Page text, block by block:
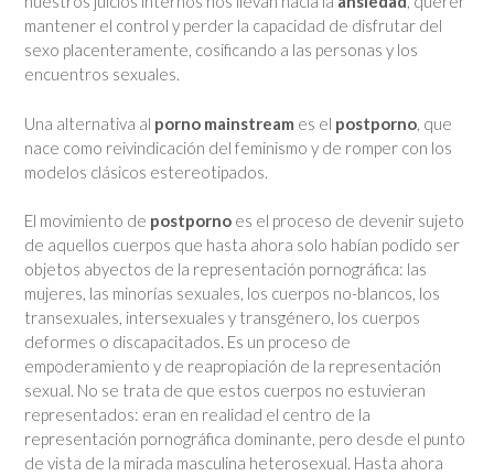
mantener el control y perder la capacidad de disfrutar del
sexo placenteramente, cosificando a las personas y los
encuentros sexuales.
Una alternativa al porno mainstream es el postporno, que
nace como reivindicación del feminismo y de romper con los
modelos clásicos estereotipados.
El movimiento de postporno es el proceso de devenir sujeto
de aquellos cuerpos que hasta ahora solo habían podido ser
objetos abyectos de la representación pornográfica: las
mujeres, las minorías sexuales, los cuerpos no-blancos, los
transexuales, intersexuales y transgénero, los cuerpos
deformes o discapacitados. Es un proceso de
empoderamiento y de reapropiación de la representación
sexual. No se trata de que estos cuerpos no estuvieran
representados: eran en realidad el centro de la
representación pornográfica dominante, pero desde el punto
de vista de la mirada masculina heterosexual. Hasta ahora